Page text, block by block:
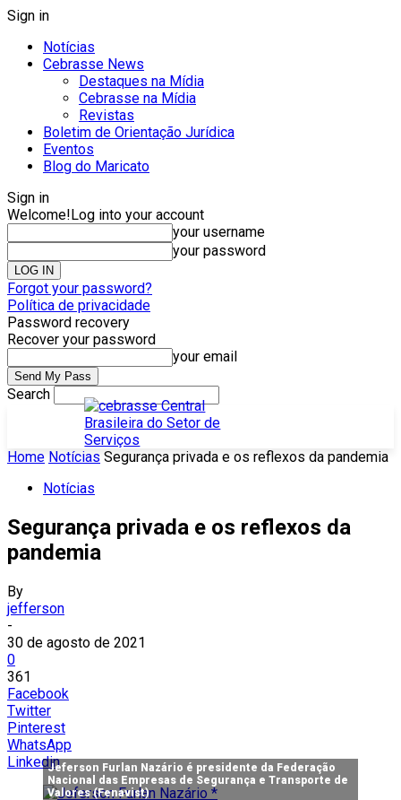
Sign in
Notícias
Cebrasse News
Destaques na Mídia
Cebrasse na Mídia
Revistas
Boletim de Orientação Jurídica
Eventos
Blog do Maricato
Sign in
Welcome!Log into your account
your username
your password
Forgot your password?
Política de privacidade
Password recovery
Recover your password
your email
Search
Home Notícias Segurança privada e os reflexos da pandemia
Notícias
Segurança privada e os reflexos da
pandemia
By
jefferson
-
30 de agosto de 2021
0
361
Facebook
Twitter
Pinterest
WhatsApp
LinkedinJeferson Furlan Nazário é presidente da Federação
Nacional das Empresas de Segurança e Transporte de
Valores (Fenavist)